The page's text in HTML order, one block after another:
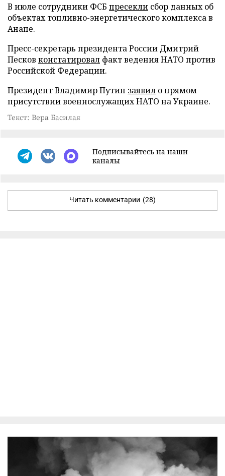
В июле сотрудники ФСБ пресекли сбор данных об
объектах топливно-энергетического комплекса в
Анапе.
Пресс-секретарь президента России Дмитрий
Песков констатировал факт ведения НАТО против
Российской Федерации.
Президент Владимир Путин заявил о прямом
присутствии военнослужащих НАТО на Украине.
Текст: Вера Басилая
Подписывайтесь на наши
каналы
Читать комментарии (28)